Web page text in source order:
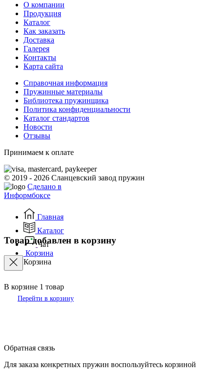
О компании
Продукция
Каталог
Как заказать
Доставка
Галерея
Контакты
Карта сайта
Справочная информация
Пружинные материалы
Библиотека пружинщика
Политика конфиденциальности
Каталог стандартов
Новости
Отзывы
Принимаем к оплате
© 2019 - 2026 Сланцевский завод пружин
Сделано в
Информбоксе
Главная
Каталог
Чат
Корзина
Корзина
Товар добавлен в корзину
В корзине 1 товар
Перейти в корзину
Обратная связь
Для заказа конкретных пружин воспользуйтесь корзиной